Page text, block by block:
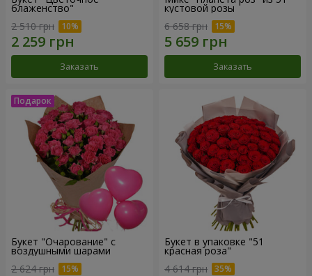
блаженство"
2 510 грн
Заказать
кустовой розы
6 658 грн
Заказать
Букет "Очарование" с
воздушными шарами
2 624 грн
Букет в упаковке "51
красная роза"
4 614 грн